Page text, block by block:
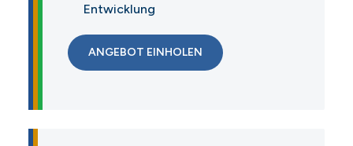
Entwicklung
ANGEBOT EINHOLEN